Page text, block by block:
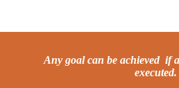
Any goal can be achieved if
executed.